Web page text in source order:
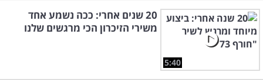
5:40
20 שנים אחרי: ככה נשמע אחד
משירי הזיכרון הכי מרגשים שלנו